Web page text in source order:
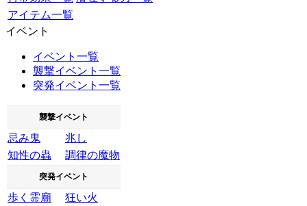
アイテム一覧
イベント
イベント一覧
襲撃イベント一覧
突発イベント一覧
襲撃イベント
忌み鬼
兆し
知性の蟲
調律の魔物
突発イベント
歩く霊廟
狂い火